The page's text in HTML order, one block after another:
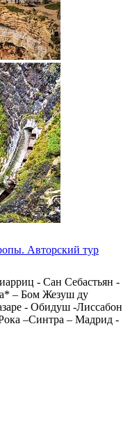
Авторский тур
- Сан Себастьян -
– Бом Жезуш ду
- Обидуш -Лиссабон
–Синтра – Мадрид -